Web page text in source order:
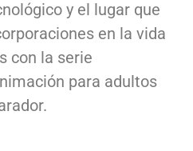
y el lugar que
en la vida
con la serie
para adultos